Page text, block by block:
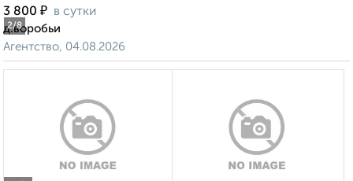
2/8
3 800 ₽ в сутки
д.воробьи
Агентство, 04.08.2026